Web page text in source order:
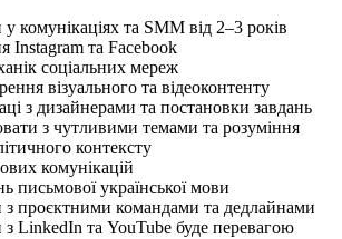
у комунікаціях та SMM від 2–3 років
Instagram та Facebook
соціальних мереж
візуального та відеоконтенту
з дизайнерами та постановки завдань
з чутливими темами та розуміння
контексту
комунікацій
письмової української мови
з проєктними командами та дедлайнами
з LinkedIn та YouTube буде перевагою